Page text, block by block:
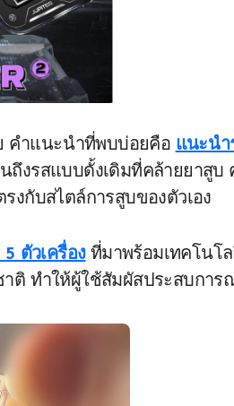
คำแนะนำที่พบบ่อยคือ แนะนำ
งรสแบบดั้งเดิมที่คล้ายยาสูบ
งกับสไตล์การสูบของตัวเอง
ตัวเครื่องที่มาพร้อมเทคโนโ
ติ ทำให้ผู้ใช้สัมผัสประสบการ